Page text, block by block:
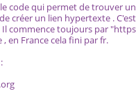
code qui permet de trouver
créer un lien hypertexte .
Il commence toujours par
, en France cela fini par fr.